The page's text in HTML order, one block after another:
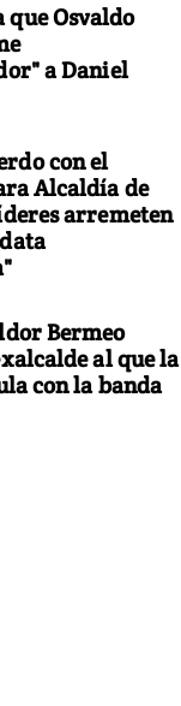
que Osvaldo
a Daniel
con el
Alcaldía de
arremeten
Bermeo
al que la
con la banda